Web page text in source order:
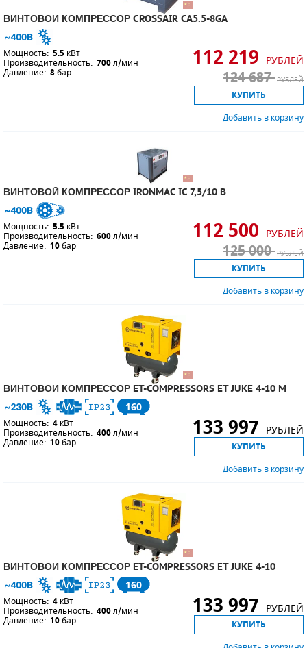
ВИНТОВОЙ КОМПРЕССОР CROSSAIR CA5.5-8GA
Мощность: 5.5 кВт
Производительность: 700л/мин
Давление: 8бар
112 219 РУБЛЕЙ
124 687 РУБЛЕЙ
КУПИТЬ
Добавить в корзину
ВИНТОВОЙ КОМПРЕССОР IRONMAC IC 7,5/10 B
Мощность: 5.5 кВт
Производительность: 600л/мин
Давление: 10бар
112 500 РУБЛЕЙ
125 000 РУБЛЕЙ
КУПИТЬ
Добавить в корзину
ВИНТОВОЙ КОМПРЕССОР ET-COMPRESSORS ET JUKE 4-10 M
160
Мощность: 4 кВт
Производительность: 400л/мин
Давление: 10бар
133 997 РУБЛЕЙ
КУПИТЬ
Добавить в корзину
ВИНТОВОЙ КОМПРЕССОР ET-COMPRESSORS ET JUKE 4-10
160
Мощность: 4 кВт
Производительность: 400л/мин
Давление: 10бар
133 997 РУБЛЕЙ
КУПИТЬ